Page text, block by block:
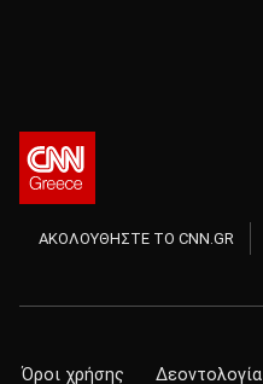
ΑΚΟΛΟΥΘΗΣΤΕ ΤΟ CNN.GR
Όροι χρήσης Δεοντολογία